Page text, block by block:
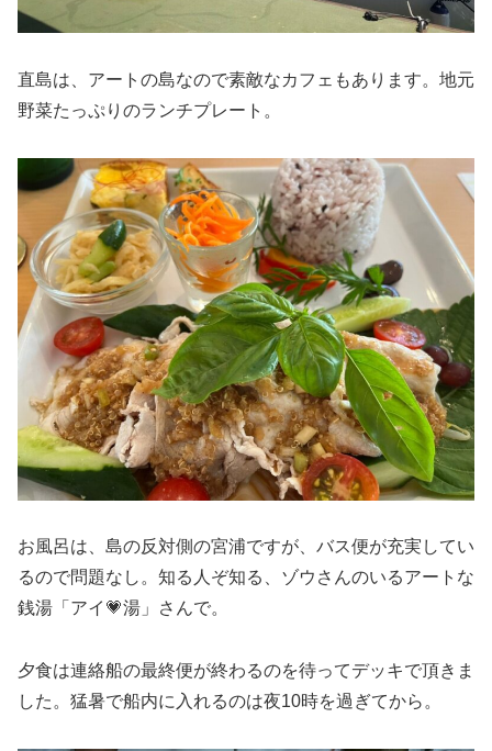
直島は、アートの島なので素敵なカフェもあります。地元
野菜たっぷりのランチプレート。
お風呂は、島の反対側の宮浦ですが、バス便が充実してい
るので問題なし。知る人ぞ知る、ゾウさんのいるアートな
銭湯「アイ💗湯」さんで。
夕食は連絡船の最終便が終わるのを待ってデッキで頂きま
した。猛暑で船内に入れるのは夜10時を過ぎてから。